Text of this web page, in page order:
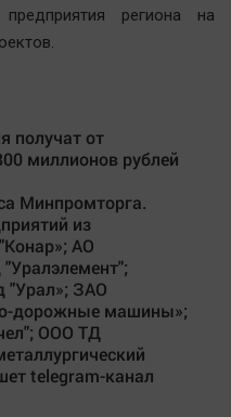
региона на
получат от
миллионов рублей
Минпромторга.
из
АО
"Урал»; ЗАО
дорожные машины»;
ООО ТД
telegram-канал